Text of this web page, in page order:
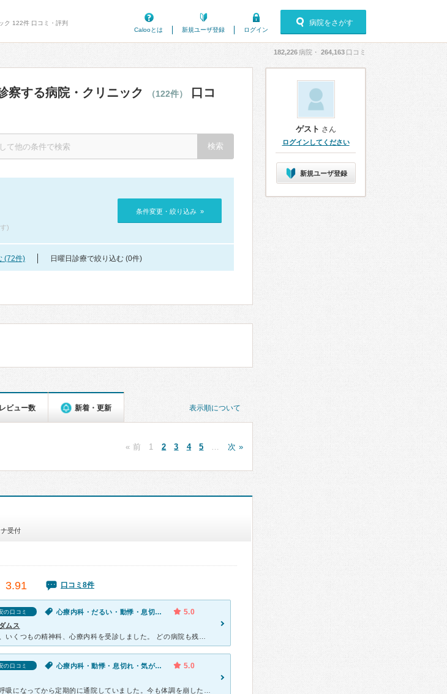
ク 122件 口コミ・評判
Calooとは
新規ユーザ登録 ログイン
病院をさがす
182,226病院・ 264,163 口コミ
察する病院・クリニック （122件）
口コ
)
条件変更・絞り込み »
(72件) 日曜日診療で絞り込む (0件)
表示順について
レビュー数 新着・更新
« 前 1 2 3 4 5 次 »
受付
3.91 口コミ8件
の口コミ 心療内科・だるい・動悸・息切れ・寝つきが悪い・不眠・気が滅入る・不安 5.0
ムス
の口コミ 心療内科・動悸・息切れ・気が滅入る・不安 5.0
ゲスト さん
ログインしてください
新規ユーザ登録